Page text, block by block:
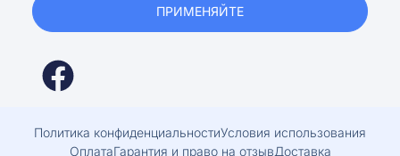
ПРИМЕНЯЙТЕ
Политика конфиденциальностиУсловия использования
ОплатаГарантия и право на отзывДоставка